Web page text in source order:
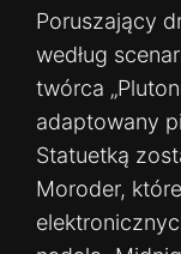
Poruszający
według
twórca
adaptowany
Statuetką
Moroder,